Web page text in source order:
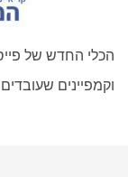
הכלי החדש של
וקמפיינים